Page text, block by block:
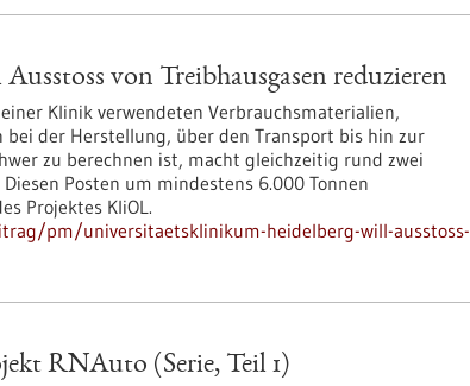
von Treibhausgasen reduzieren
Klinik verwendeten Verbrauchsmaterialien,
der Herstellung, über den Transport bis hin zur
zu berechnen ist, macht gleichzeitig rund zwei
Posten um mindestens 6.000 Tonnen
Projektes KliOL.
pm/universitaetsklinikum-heidelberg-will-ausstoss-
RNAuto (Serie, Teil 1)